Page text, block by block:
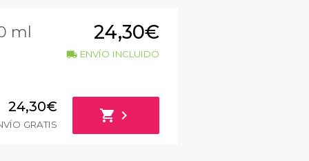
ml 24,30€
local_shipping ENVÍO INCLUIDO
24,30€
GRATIS
shopping_cart chevron_right